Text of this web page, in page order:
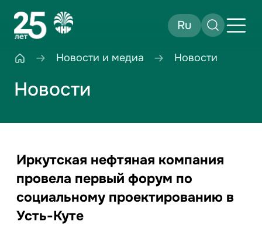
Ru
Новости и медиа Новости
Новости
Иркутская нефтяная компания
провела первый форум по
социальному проектированию в
Усть-Куте